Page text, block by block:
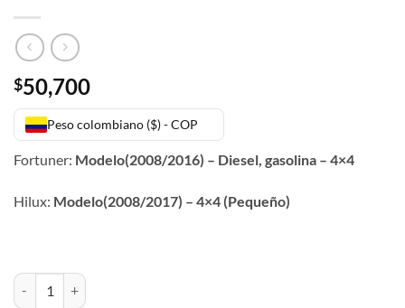
$50,700
Peso colombiano ($) - COP
Fortuner: Modelo(2008/2016) – Diesel, gasolina – 4×4
Hilux: Modelo(2008/2017) – 4×4 (Pequeño)
BUJE TIJERA INFERIOR TOYOTA HILUX VIGO 4X4 cantidad